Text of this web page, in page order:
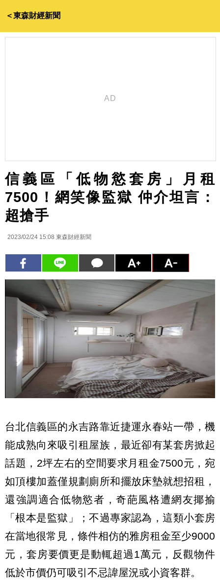
＜東森財經新聞
信義區「低物慾套房」月租
7500！網笑像監獄 仲介坦言：
超搶手
2023/02/24 15:08 東森財經新聞
台北信義區的永吉路靠近捷運永春站一帶，機
能成熟向來吸引租屋族，最近卻有某套房掀起
話題，2坪左右的空間要求月租金7500元，宛
如頂樓加蓋僅規劃廁所和擺放床墊就想招租，
還強調適合低物慾者，奇葩風格遭網友揶揄
「根本是監獄」；不過專家認為，這類小套房
在當地很常見，條件相仿的雅房租金至少9000
元，套房要價更是動輒超過1萬元，反觀物件
低於市價仍可吸引不忌諱屋況或小資客群。